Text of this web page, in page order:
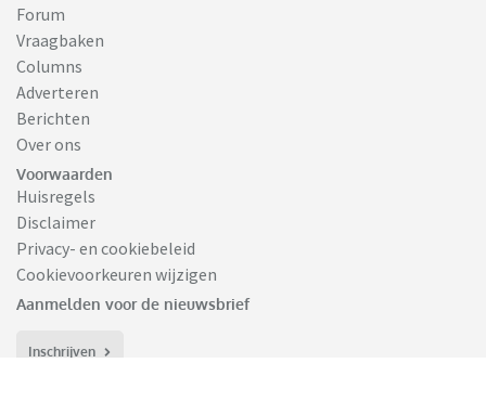
Forum
Vraagbaken
Columns
Adverteren
Berichten
Over ons
Voorwaarden
Huisregels
Disclaimer
Privacy- en cookiebeleid
Cookievoorkeuren wijzigen
Aanmelden voor de nieuwsbrief
Inschrijven